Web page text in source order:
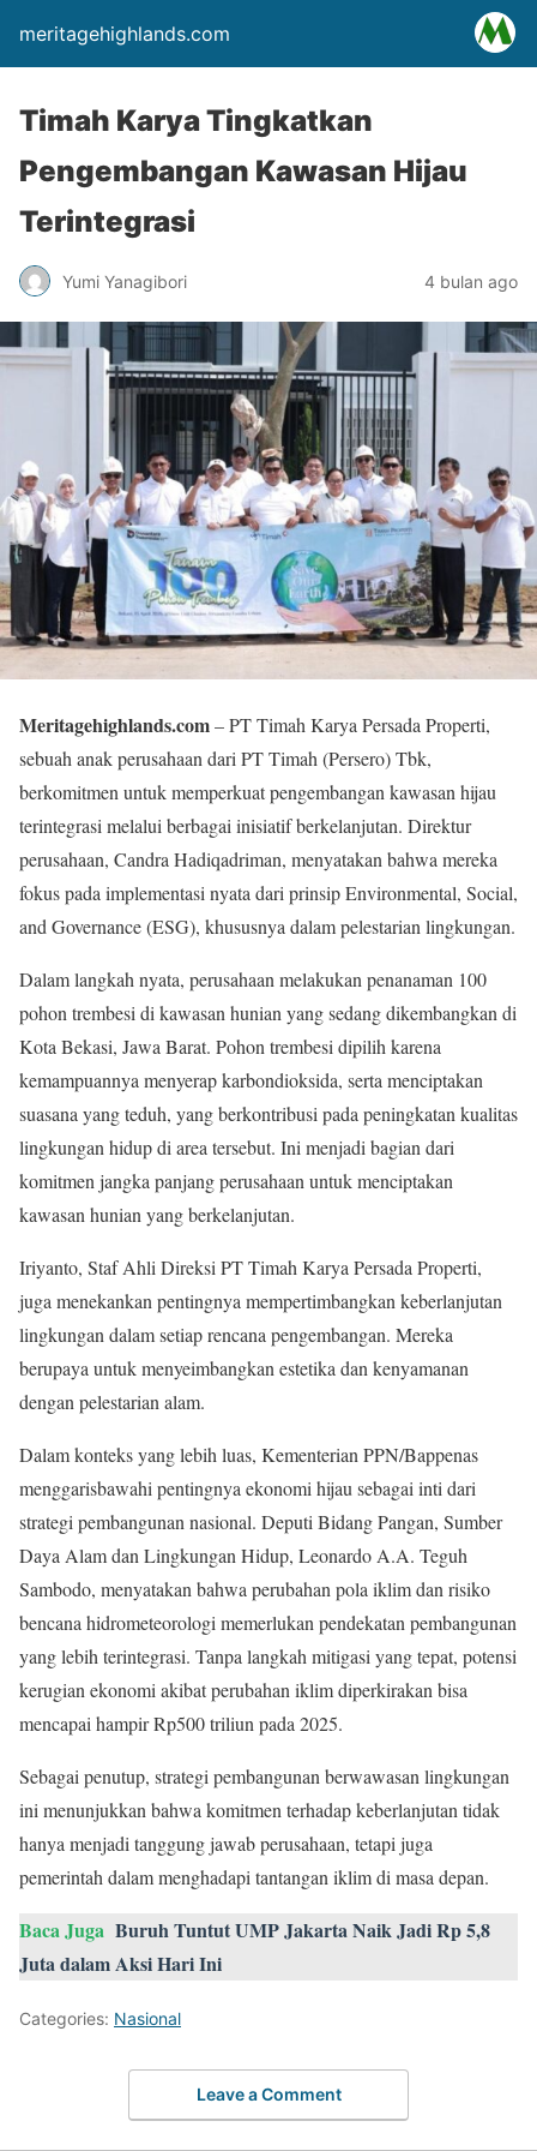
meritagehighlands.com
Timah Karya Tingkatkan
Pengembangan Kawasan Hijau
Terintegrasi
Yumi Yanagibori 4 bulan ago
Meritagehighlands.com– PT Timah Karya Persada Properti,
sebuah anak perusahaan dari PT Timah (Persero) Tbk,
berkomitmen untuk memperkuat pengembangan kawasan hijau
terintegrasi melalui berbagai inisiatif berkelanjutan. Direktur
perusahaan, Candra Hadiqadriman, menyatakan bahwa mereka
fokus pada implementasi nyata dari prinsip Environmental, Social,
and Governance (ESG), khususnya dalam pelestarian lingkungan.
Dalam langkah nyata, perusahaan melakukan penanaman 100
pohon trembesi di kawasan hunian yang sedang dikembangkan di
Kota Bekasi, Jawa Barat. Pohon trembesi dipilih karena
kemampuannya menyerap karbondioksida, serta menciptakan
suasana yang teduh, yang berkontribusi pada peningkatan kualitas
lingkungan hidup di area tersebut. Ini menjadi bagian dari
komitmen jangka panjang perusahaan untuk menciptakan
kawasan hunian yang berkelanjutan.
Iriyanto, Staf Ahli Direksi PT Timah Karya Persada Properti,
juga menekankan pentingnya mempertimbangkan keberlanjutan
lingkungan dalam setiap rencana pengembangan. Mereka
berupaya untuk menyeimbangkan estetika dan kenyamanan
dengan pelestarian alam.
Dalam konteks yang lebih luas, Kementerian PPN/Bappenas
menggarisbawahi pentingnya ekonomi hijau sebagai inti dari
strategi pembangunan nasional. Deputi Bidang Pangan, Sumber
Daya Alam dan Lingkungan Hidup, Leonardo A.A. Teguh
Sambodo, menyatakan bahwa perubahan pola iklim dan risiko
bencana hidrometeorologi memerlukan pendekatan pembangunan
yang lebih terintegrasi. Tanpa langkah mitigasi yang tepat, potensi
kerugian ekonomi akibat perubahan iklim diperkirakan bisa
mencapai hampir Rp500 triliun pada 2025.
Sebagai penutup, strategi pembangunan berwawasan lingkungan
ini menunjukkan bahwa komitmen terhadap keberlanjutan tidak
hanya menjadi tanggung jawab perusahaan, tetapi juga
pemerintah dalam menghadapi tantangan iklim di masa depan.
Baca Juga Buruh Tuntut UMP Jakarta Naik Jadi Rp 5,8
Juta dalam Aksi Hari Ini
Categories: Nasional
Leave a Comment